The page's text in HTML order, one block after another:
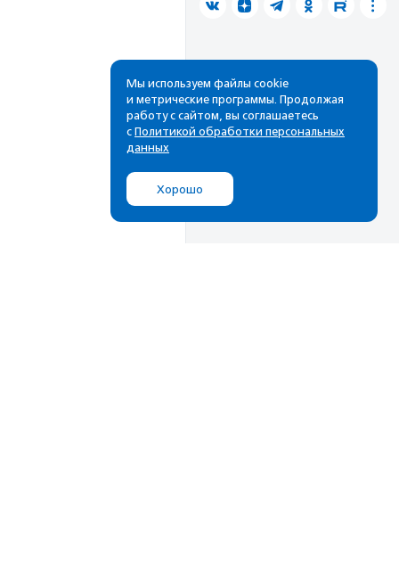
Мы используем файлы cookie
и метрические программы. Продолжая
работу с сайтом, вы соглашаетесь
с Политикой обработки персональных
данных
Хорошо